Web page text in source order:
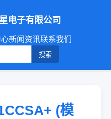
电子有限公司
新闻资讯联系我们
搜索
(模